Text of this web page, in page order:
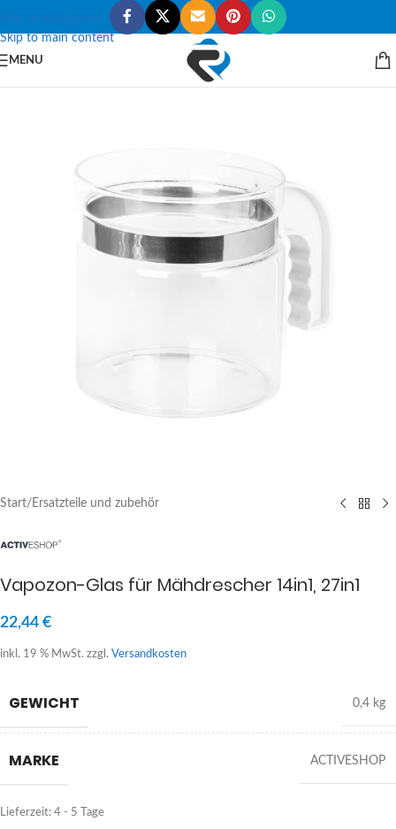
Skip to navigation
Skip to main content
MENU
Start/ Ersatzteile und zubehör
Vapozon-Glas für Mähdrescher 14in1, 27in1
22,44 €
inkl. 19 % MwSt. zzgl. Versandkosten
GEWICHT 0,4 kg
MARKE ACTIVESHOP
Lieferzeit: 4 - 5 Tage